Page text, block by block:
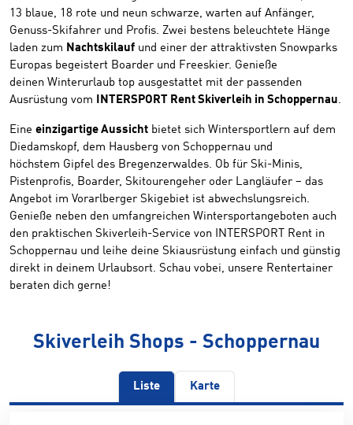
13 blaue, 18 rote und neun schwarze, warten auf Anfänger,
Genuss-Skifahrer und Profis. Zwei bestens beleuchtete Hänge
laden zum Nachtskilauf und einer der attraktivsten Snowparks
Europas begeistert Boarder und Freeskier. Genieße
deinen Winterurlaub top ausgestattet mit der passenden
Ausrüstung vom INTERSPORT Rent Skiverleih in Schoppernau.
Eine einzigartige Aussicht bietet sich Wintersportlern auf dem
Diedamskopf, dem Hausberg von Schoppernau und
höchstem Gipfel des Bregenzerwaldes. Ob für Ski-Minis,
Pistenprofis, Boarder, Skitourengeher oder Langläufer – das
Angebot im Vorarlberger Skigebiet ist abwechslungsreich.
Genieße neben den umfangreichen Wintersportangeboten auch
den praktischen Skiverleih-Service von INTERSPORT Rent in
Schoppernau und leihe deine Skiausrüstung einfach und günstig
direkt in deinem Urlaubsort. Schau vobei, unsere Rentertainer
beraten dich gerne!
Skiverleih Shops - Schoppernau
Liste Karte